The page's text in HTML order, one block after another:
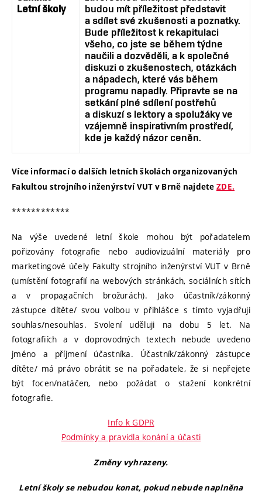
Letní školy
budou mít příležitost představit
a sdílet své zkušenosti a poznatky.
Bude příležitost k rekapitulaci
všeho, co jste se během týdne
naučili a dozvěděli, a k společné
diskuzi o zkušenostech, otázkách
a nápadech, které vás během
programu napadly. Připravte se na
setkání plné sdílení postřehů
a diskuzí s lektory a spolužáky ve
vzájemně inspirativním prostředí,
kde je každý názor ceněn.
Více informací o dalších letních školách organizovaných
Fakultou strojního inženýrství VUT v Brně najdete ZDE.
************
Na výše uvedené letní škole mohou být pořadatelem
pořizovány fotografie nebo audiovizuální materiály pro
marketingové účely Fakulty strojního inženýrství VUT v Brně
(umístění fotografií na webových stránkách, sociálních sítích
a v propagačních brožurách). Jako účastník/zákonný
zástupce dítěte/ svou volbou v přihlášce s tímto vyjadřuji
souhlas/nesouhlas. Svolení uděluji na dobu 5 let. Na
fotografiích a v doprovodných textech nebude uvedeno
jméno a příjmení účastníka. Účastník/zákonný zástupce
dítěte/ má právo obrátit se na pořadatele, že si nepřejete
být focen/natáčen, nebo požádat o stažení konkrétní
fotografie.
Info k GDPR
Podmínky a pravidla konání a účasti
Změny vyhrazeny.
Letní školy se nebudou konat, pokud nebude naplněna